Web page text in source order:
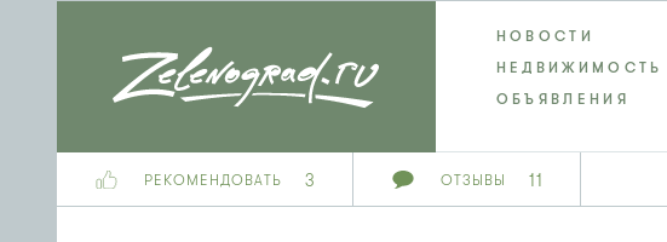
РЕКОМЕНДОВАТЬ 3 ОТЗЫВЫ 11
НОВОСТИ
НЕДВИЖИМОСТЬ
ОБЪЯВЛЕНИЯ